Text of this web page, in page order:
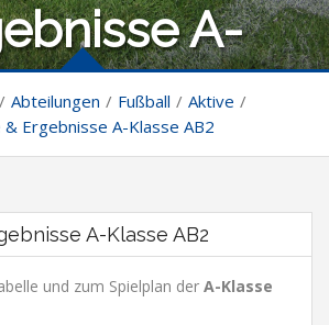
A-
AB2
/ Abteilungen / Fußball / Aktive /
& Ergebnisse A-Klasse AB2
A-Klasse AB2
und zum Spielplan der A-Klasse